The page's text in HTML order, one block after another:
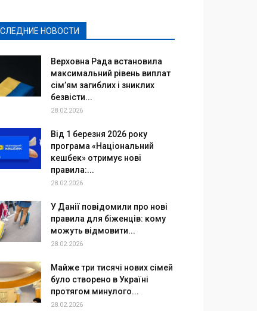
НОВОСТИ
Верховна Рада встановила
максимальний рівень виплат
сім’ям загиблих і зниклих
безвісти...
28.02.2026
Від 1 березня 2026 року
програма «Національний
кешбек» отримує нові
правила:...
28.02.2026
У Данії повідомили про нові
правила для біженців: кому
можуть відмовити...
28.02.2026
Майже три тисячі нових сімей
було створено в Україні
протягом минулого...
28.02.2026